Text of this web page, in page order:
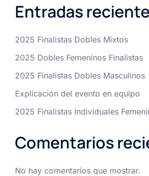
Entradas
2025 Finalistas Dobles Mixtos
2025 Dobles Femeninos Finalistas
2025 Finalistas Dobles Masculinos
Explicación del evento en equipo
2025 Finalistas Individuales
Comentarios
No hay comentarios que mostrar.